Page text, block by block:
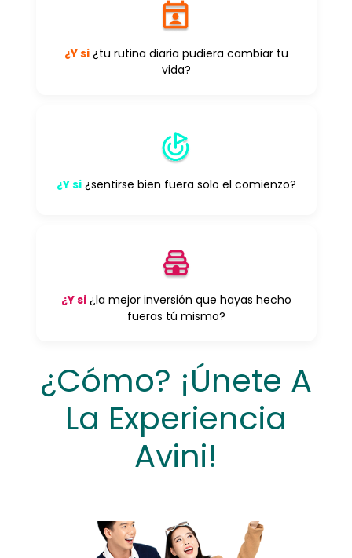
¿Y si¿tu rutina diaria pudiera cambiar tu
vida?
¿Y si¿sentirse bien fuera solo el comienzo?
¿Y si¿la mejor inversión que hayas hecho
fueras tú mismo?
¿Cómo? ¡Únete A
La Experiencia
Avini!